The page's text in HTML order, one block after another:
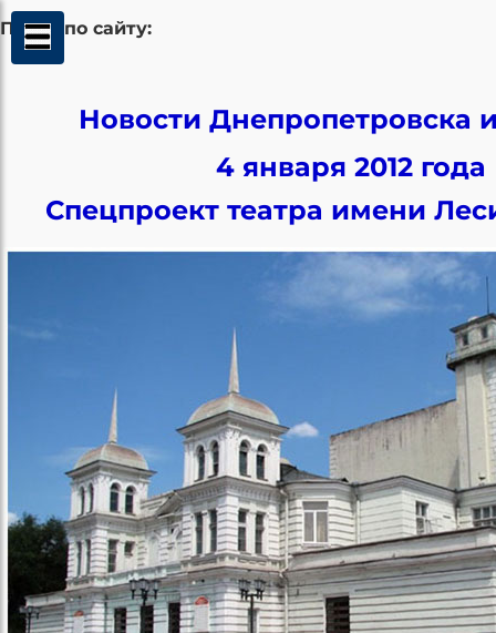
Поиск по сайту:
Новости Днепропетровска
4 января 2012 года
Спецпроект театра имени